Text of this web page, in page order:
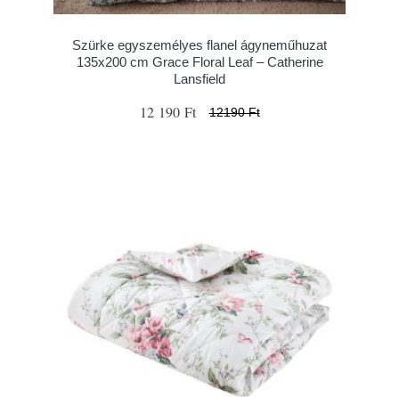
Szürke egyszemélyes flanel ágyneműhuzat
135x200 cm Grace Floral Leaf – Catherine
Lansfield
12 190 Ft 12190 Ft